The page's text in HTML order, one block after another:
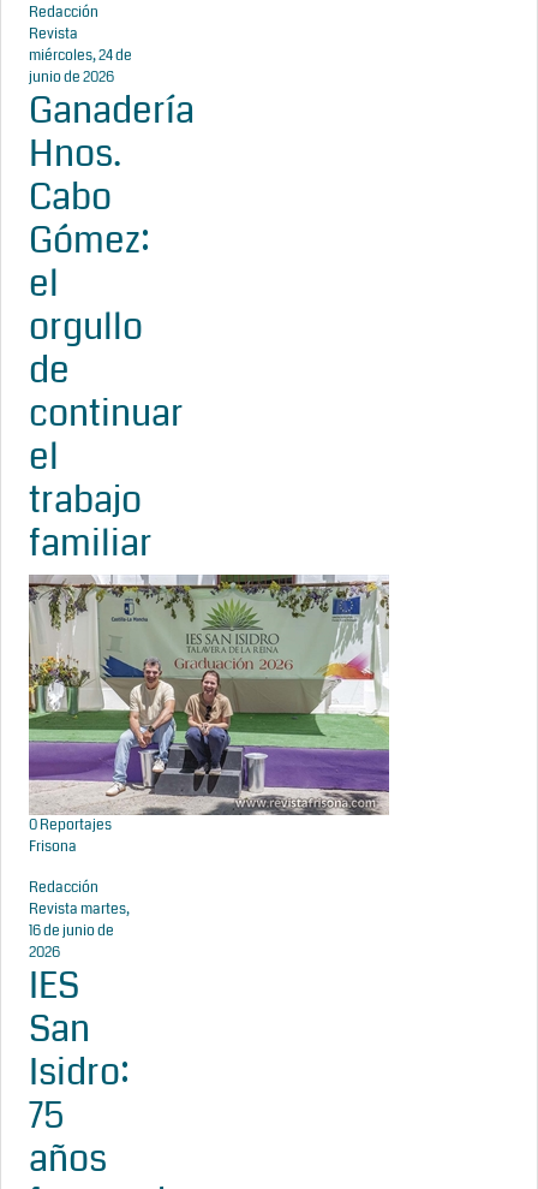
Redacción
Revista
miércoles, 24 de
junio de 2026
Ganadería
Hnos.
Cabo
Gómez:
el
orgullo
de
continuar
el
trabajo
familiar
0Reportajes
Frisona
Redacción
Revistamartes,
16 de junio de
2026
IES
San
Isidro:
75
años